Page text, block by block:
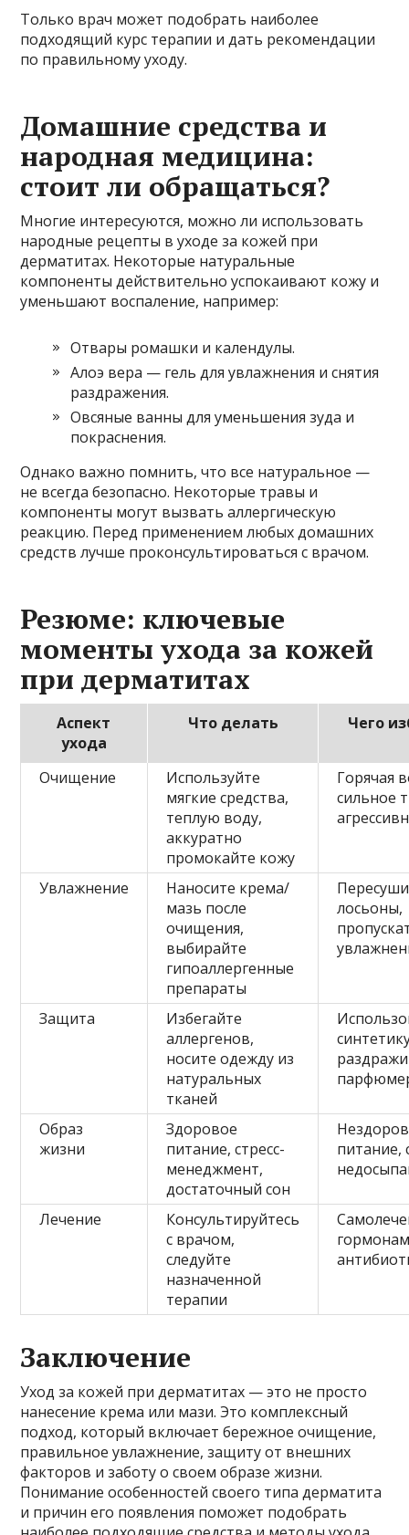
Только врач может подобрать наиболее
подходящий курс терапии и дать рекомендации
по правильному уходу.
Домашние средства и
народная медицина:
стоит ли обращаться?
Многие интересуются, можно ли использовать
народные рецепты в уходе за кожей при
дерматитах. Некоторые натуральные
компоненты действительно успокаивают кожу и
уменьшают воспаление, например:
Отвары ромашки и календулы.
Алоэ вера — гель для увлажнения и снятия
раздражения.
Овсяные ванны для уменьшения зуда и
покраснения.
Однако важно помнить, что все натуральное —
не всегда безопасно. Некоторые травы и
компоненты могут вызвать аллергическую
реакцию. Перед применением любых домашних
средств лучше проконсультироваться с врачом.
Резюме: ключевые
моменты ухода за кожей
при дерматитах
Аспект
ухода
Что делать Чего
Очищение
Используйте
мягкие средства,
теплую воду,
аккуратно
промокайте кожу
Горячая
сильное
Увлажнение
Наносите крема/
мазь после
очищения,
выбирайте
гипоаллергенные
препараты
лосьоны,
Защита
Избегайте
аллергенов,
носите одежду из
натуральных
тканей
Образ
жизни
Здоровое
питание, стресс-
менеджмент,
достаточный сон
питание,
Лечение
Консультируйтесь
с врачом,
следуйте
назначенной
терапии
Заключение
Уход за кожей при дерматитах — это не просто
нанесение крема или мази. Это комплексный
подход, который включает бережное очищение,
правильное увлажнение, защиту от внешних
факторов и заботу о своем образе жизни.
Понимание особенностей своего типа дерматита
и причин его появления поможет подобрать